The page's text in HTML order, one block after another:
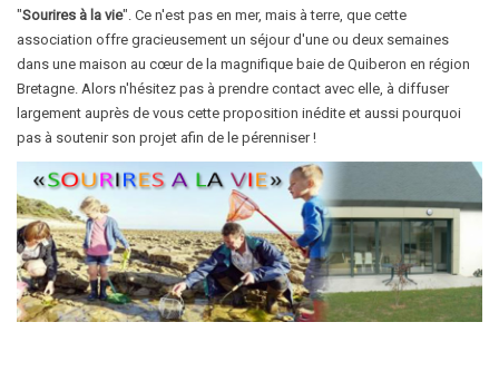
"Sourires à la vie". Ce n'est pas en mer, mais à terre, que cette
association offre gracieusement un séjour d'une ou deux semaines
dans une maison au cœur de la magnifique baie de Quiberon en région
Bretagne. Alors n'hésitez pas à prendre contact avec elle, à diffuser
largement auprès de vous cette proposition inédite et aussi pourquoi
pas à soutenir son projet afin de le pérenniser !